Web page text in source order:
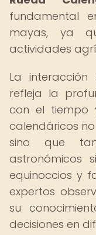
fundamental
mayas, ya
actividades
La
refleja la
con el tiempo
calendáricos
sino que
astronómicos
equinoccios y
expertos
su
decisiones en